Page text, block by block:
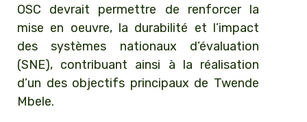
OSC devrait permettre de renforcer la
mise en oeuvre, la durabilité et l’impact
des systèmes nationaux d’évaluation
(SNE), contribuant ainsi à la réalisation
d’un des objectifs principaux de Twende
Mbele.